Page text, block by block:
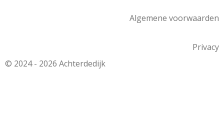
Algemene voorwaarden
Privacy
© 2024 - 2026 Achterdedijk